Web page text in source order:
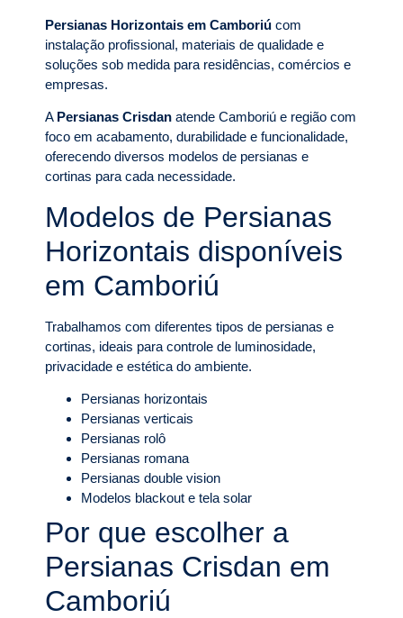
Persianas Horizontais em Camboriú com
instalação profissional, materiais de qualidade e
soluções sob medida para residências, comércios e
empresas.
A Persianas Crisdan atende Camboriú e região com
foco em acabamento, durabilidade e funcionalidade,
oferecendo diversos modelos de persianas e
cortinas para cada necessidade.
Modelos de Persianas
Horizontais disponíveis
em Camboriú
Trabalhamos com diferentes tipos de persianas e
cortinas, ideais para controle de luminosidade,
privacidade e estética do ambiente.
Persianas horizontais
Persianas verticais
Persianas rolô
Persianas romana
Persianas double vision
Modelos blackout e tela solar
Por que escolher a
Persianas Crisdan em
Camboriú